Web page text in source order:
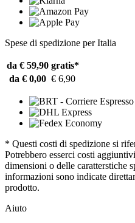
Spese di spedizione per Italia
da € 59,90 gratis*
da € 0,00 € 6,90
* Questi costi di spedizione si
Potrebbero esserci costi
dimensioni o delle caratterstiche
informazioni sono indicate
prodotto.
Aiuto